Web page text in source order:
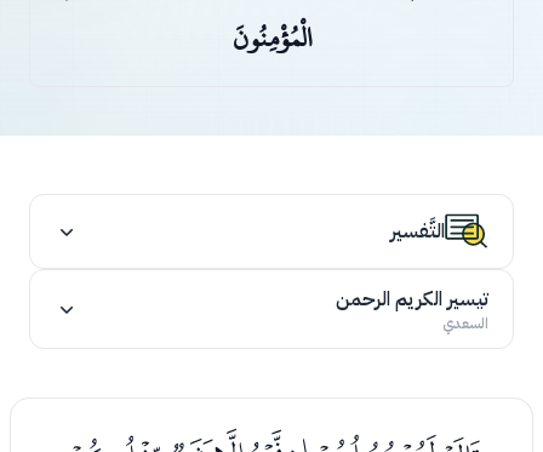
الْمُؤْمِنُونَ
التَّفسير
تيسير الكريم الرحمن
السعدي